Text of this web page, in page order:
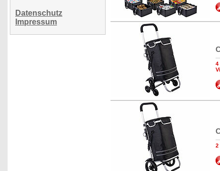
Datenschutz
Impressum
4
2